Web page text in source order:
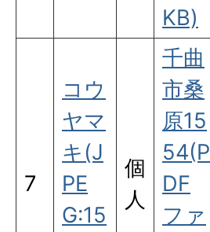
KB)
7
コウ
ヤマ
キ(J
PE
G:15
個
人
千曲
市桑
原15
54(P
DF
ファ